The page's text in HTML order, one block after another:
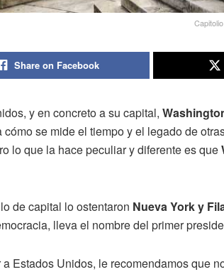
Share on Facebook
y en concreto a su capital,
se mide el tiempo y el legado de
lo que la hace peculiar y diferente es que
de capital lo ostentaron Nueva York y
lleva el nombre del primer
Estados Unidos, le recomendamos que